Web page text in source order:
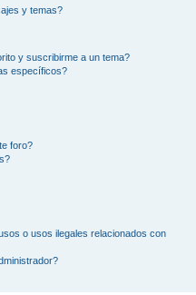
y temas?
y suscribirme a un tema?
específicos?
foro?
o usos ilegales relacionados con